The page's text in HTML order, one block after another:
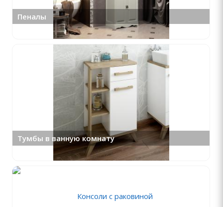
Пеналы
Тумбы в ванную комнату